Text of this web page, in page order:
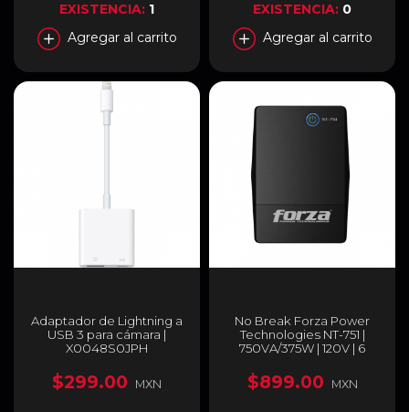
EXISTENCIA: 1
Agregar al carrito
EXISTENCIA: 0
Agregar al carrito
Adaptador de Lightning a
USB 3 para cámara |
X0048S0JPH
$299.00 MXN
No Break Forza Power
Technologies NT-751 |
750VA/375W | 120V | 6
$899.00 MXN